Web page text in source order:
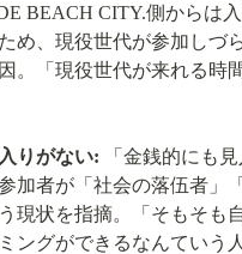
BEACH CITY.側からは
め、現役世代が参加しづ
。「現役世代が来れる時
りがない: 「金銭的にも
加者が「社会の落伍者」
現状を指摘。「そもそも
ングができるなんていう